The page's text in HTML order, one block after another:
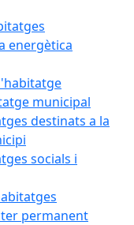
energètica
municipal
destinats a la
socials i
permanent